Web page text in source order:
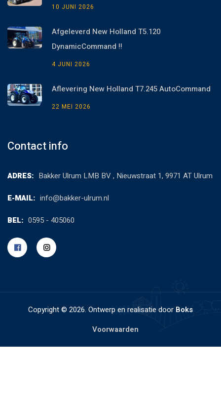
10 JUNI 2026
Afgeleverd New Holland T5.120
DynamicCommand !!
4 JUNI 2026
Aflevering New Holland T7.245 AutoCommand
22 MEI 2026
Contact info
ADRES: Bakker Ulrum LMB BV , Nieuwstraat 1, 9971 AT Ulrum
E-MAIL: info@bakker-ulrum.nl
BEL: 0595 - 405060
Copyright © 2026. Ontwerp en realisatie door Boks
Voorwaarden